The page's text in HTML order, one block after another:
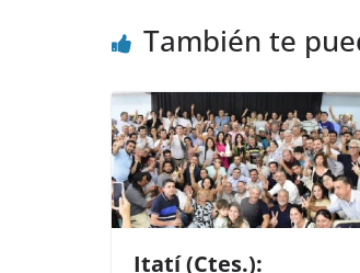
o
k
p
También te
Itatí (Ctes.):